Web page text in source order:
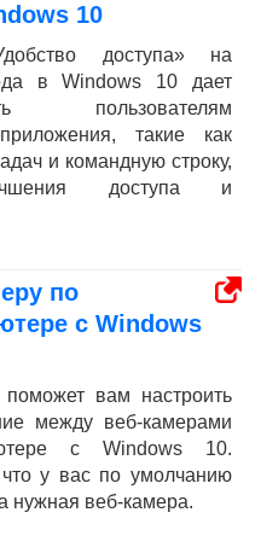
10
доступа» на
в Windows 10 дает
пользователям
такие как
и командную строку,
доступа и
по
с Windows
поможет вам настроить
между веб-камерами
с Windows 10.
что у вас по умолчанию
нужная веб-камера.